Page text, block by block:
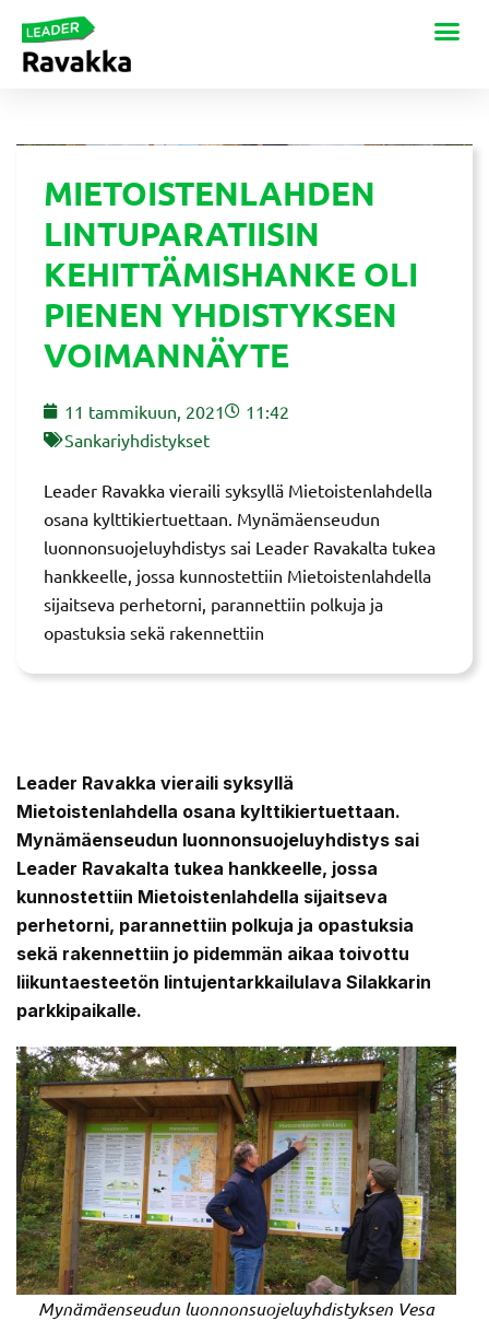
MIETOISTENLAHDEN
LINTUPARATIISIN
KEHITTÄMISHANKE OLI
PIENEN YHDISTYKSEN
VOIMANNÄYTE
11 tammikuun, 2021
11:42
Sankariyhdistykset
Leader Ravakka vieraili syksyllä Mietoistenlahdella
osana kylttikiertuettaan. Mynämäenseudun
luonnonsuojeluyhdistys sai Leader Ravakalta tukea
hankkeelle, jossa kunnostettiin Mietoistenlahdella
sijaitseva perhetorni, parannettiin polkuja ja
opastuksia sekä rakennettiin
Leader Ravakka vieraili syksyllä
Mietoistenlahdella osana kylttikiertuettaan.
Mynämäenseudun luonnonsuojeluyhdistys sai
Leader Ravakalta tukea hankkeelle, jossa
kunnostettiin Mietoistenlahdella sijaitseva
perhetorni, parannettiin polkuja ja opastuksia
sekä rakennettiin jo pidemmän aikaa toivottu
liikuntaesteetön lintujentarkkailulava Silakkarin
parkkipaikalle.
Mynämäenseudun luonnonsuojeluyhdistyksen Vesa